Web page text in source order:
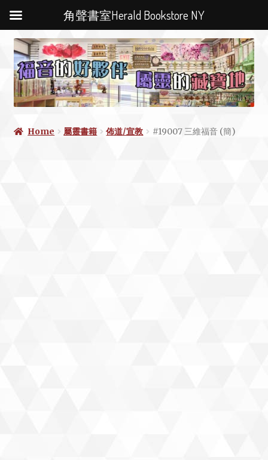
Home 屬靈書籍 佈道/宣教 #19007 三維福音 (簡)
角聲書室Herald Bookstore NY